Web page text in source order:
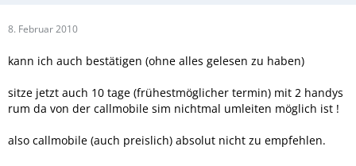
8. Februar 2010
kann ich auch bestätigen (ohne alles gelesen zu haben)
sitze jetzt auch 10 tage (frühestmöglicher termin) mit 2 handys
rum da von der callmobile sim nichtmal umleiten möglich ist !
also callmobile (auch preislich) absolut nicht zu empfehlen.